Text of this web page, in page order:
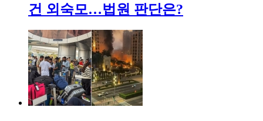
건 외숙모…법원 판단은?